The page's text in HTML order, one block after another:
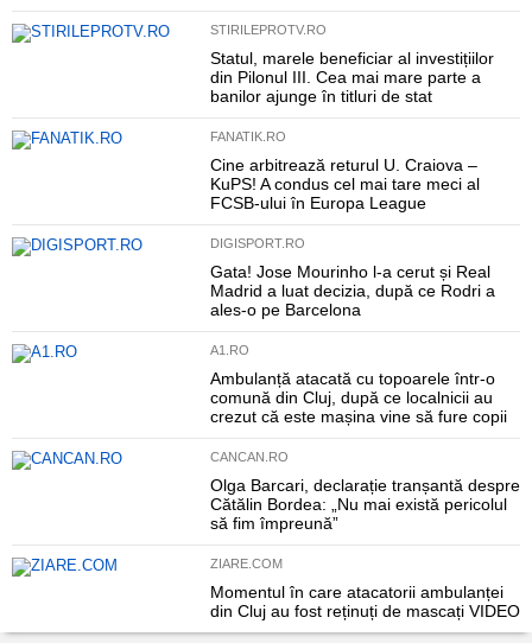
STIRILEPROTV.RO
Statul, marele beneficiar al investițiilor
din Pilonul III. Cea mai mare parte a
banilor ajunge în titluri de stat
FANATIK.RO
Cine arbitrează returul U. Craiova –
KuPS! A condus cel mai tare meci al
FCSB-ului în Europa League
DIGISPORT.RO
Gata! Jose Mourinho l-a cerut și Real
Madrid a luat decizia, după ce Rodri a
ales-o pe Barcelona
A1.RO
Ambulanță atacată cu topoarele într-o
comună din Cluj, după ce localnicii au
crezut că este mașina vine să fure copii
CANCAN.RO
Olga Barcari, declarație tranșantă despre
Cătălin Bordea: „Nu mai există pericolul
să fim împreună”
ZIARE.COM
Momentul în care atacatorii ambulanței
din Cluj au fost reținuți de mascați VIDEO